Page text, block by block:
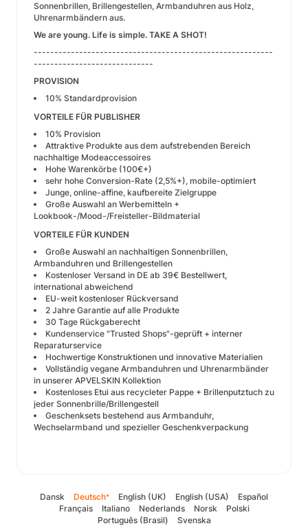
Sonnenbrillen, Brillengestellen, Armbanduhren aus Holz,
Uhrenarmbändern aus.
We are young. Life is simple. TAKE A SHOT!
----------------------------------------------------------
-----------------------------
PROVISION
10% Standardprovision
VORTEILE FÜR PUBLISHER
10% Provision
Attraktive Produkte aus dem aufstrebenden Bereich
nachhaltige Modeaccessoires
Hohe Warenkörbe (100€+)
sehr hohe Conversion-Rate (2,5%+), mobile-optimiert
Junge, online-affine, kaufbereite Zielgruppe
Große Auswahl an Werbemitteln +
Lookbook-/Mood-/Freisteller-Bildmaterial
VORTEILE FÜR KUNDEN
Große Auswahl an nachhaltigen Sonnenbrillen,
Armbanduhren und Brillengestellen
Kostenloser Versand in DE ab 39€ Bestellwert,
international abweichend
EU-weit kostenloser Rückversand
2 Jahre Garantie auf alle Produkte
30 Tage Rückgaberecht
Kundenservice "Trusted Shops"-geprüft + interner
Reparaturservice
Hochwertige Konstruktionen und innovative Materialien
Vollständig vegane Armbanduhren und Uhrenarmbänder
in unserer APVELSKIN Kollektion
Kostenloses Etui aus recycleter Pappe + Brillenputztuch zu
jeder Sonnenbrille/Brillengestell
Geschenksets bestehend aus Armbanduhr,
Wechselarmband und spezieller Geschenkverpackung
Dansk Deutsch* English (UK) English (USA)
Español
Français
Italiano Nederlands Norsk
Polski
Português (Brasil)
Svenska